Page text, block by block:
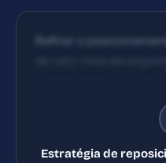
Refinar o
devolução) e
expresso,
Estratégia de